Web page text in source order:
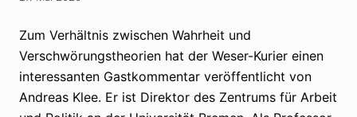
Zum Verhältnis zwischen Wahrheit und
Verschwörungstheorien hat der Weser-Kurier einen
interessanten Gastkommentar veröffentlicht von
Andreas Klee. Er ist Direktor des Zentrums für Arbeit